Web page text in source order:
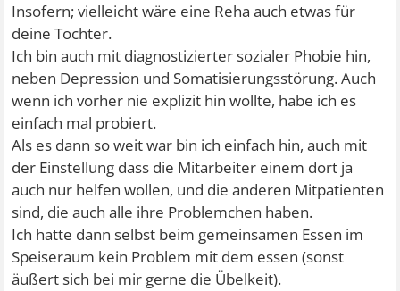
Insofern; vielleicht wäre eine Reha auch etwas für
deine Tochter.
Ich bin auch mit diagnostizierter sozialer Phobie hin,
neben Depression und Somatisierungsstörung. Auch
wenn ich vorher nie explizit hin wollte, habe ich es
einfach mal probiert.
Als es dann so weit war bin ich einfach hin, auch mit
der Einstellung dass die Mitarbeiter einem dort ja
auch nur helfen wollen, und die anderen Mitpatienten
sind, die auch alle ihre Problemchen haben.
Ich hatte dann selbst beim gemeinsamen Essen im
Speiseraum kein Problem mit dem essen (sonst
äußert sich bei mir gerne die Übelkeit).